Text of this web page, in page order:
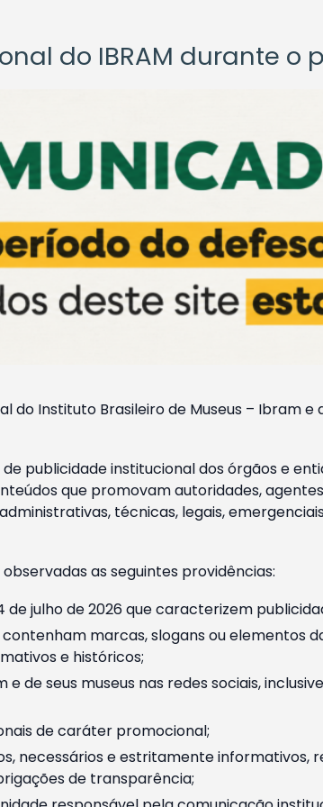
do IBRAM durante o
do Instituto Brasileiro de Museus – Ibram
publicidade institucional dos órgãos e
que promovam autoridades,
técnicas, legais,
as seguintes providências:
julho de 2026 que caracterizem
marcas, slogans ou elementos
e históricos;
de seus museus nas redes sociais,
de caráter promocional;
necessários e estritamente informativos,
de transparência;